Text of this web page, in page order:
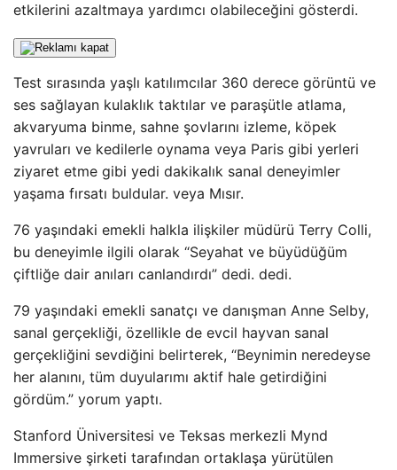
etkilerini azaltmaya yardımcı olabileceğini gösterdi.
Test sırasında yaşlı katılımcılar 360 derece görüntü ve
ses sağlayan kulaklık taktılar ve paraşütle atlama,
akvaryuma binme, sahne şovlarını izleme, köpek
yavruları ve kedilerle oynama veya Paris gibi yerleri
ziyaret etme gibi yedi dakikalık sanal deneyimler
yaşama fırsatı buldular. veya Mısır.
76 yaşındaki emekli halkla ilişkiler müdürü Terry Colli,
bu deneyimle ilgili olarak “Seyahat ve büyüdüğüm
çiftliğe dair anıları canlandırdı” dedi. dedi.
79 yaşındaki emekli sanatçı ve danışman Anne Selby,
sanal gerçekliği, özellikle de evcil hayvan sanal
gerçekliğini sevdiğini belirterek, “Beynimin neredeyse
her alanını, tüm duyularımı aktif hale getirdiğini
gördüm.” yorum yaptı.
Stanford Üniversitesi ve Teksas merkezli Mynd
Immersive şirketi tarafından ortaklaşa yürütülen